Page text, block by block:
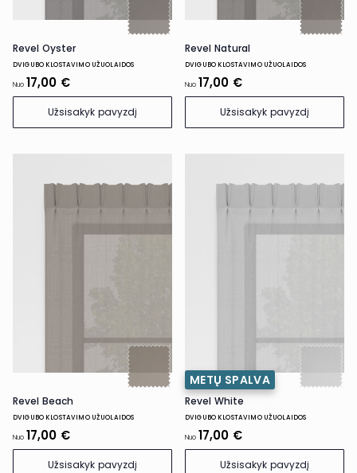
Revel Oyster
DVIGUBO KLOSTAVIMO UŽUOLAIDOS
Nuo 17,00 €
Užsisakyk pavyzdį
Revel Natural
DVIGUBO KLOSTAVIMO UŽUOLAIDOS
Nuo 17,00 €
Užsisakyk pavyzdį
Revel Beach
DVIGUBO KLOSTAVIMO UŽUOLAIDOS
Nuo 17,00 €
Užsisakyk pavyzdį
METŲ SPALVA
Revel White
DVIGUBO KLOSTAVIMO UŽUOLAIDOS
Nuo 17,00 €
Užsisakyk pavyzdį